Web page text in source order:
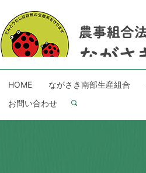
HOME ながさき南部生産組合
お問い合わせ
search